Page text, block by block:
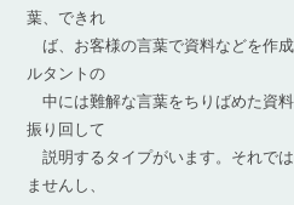
葉、できれ
ば、お客様の言葉で資料などを作
ルタントの
中には難解な言葉をちりばめた資
振り回して
説明するタイプがいます。それで
ませんし、